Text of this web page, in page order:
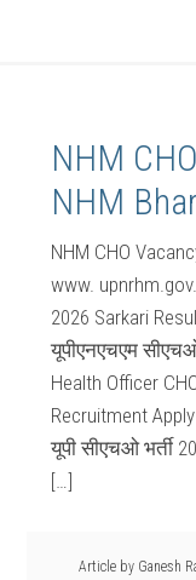
NHM
NHM
NHM CHO
www.
2026 Sarkari
यूपीएनएचएम
Health Officer
Recruitment
यूपी सीएचओ भर्ती
[…]
Article by Ganesh